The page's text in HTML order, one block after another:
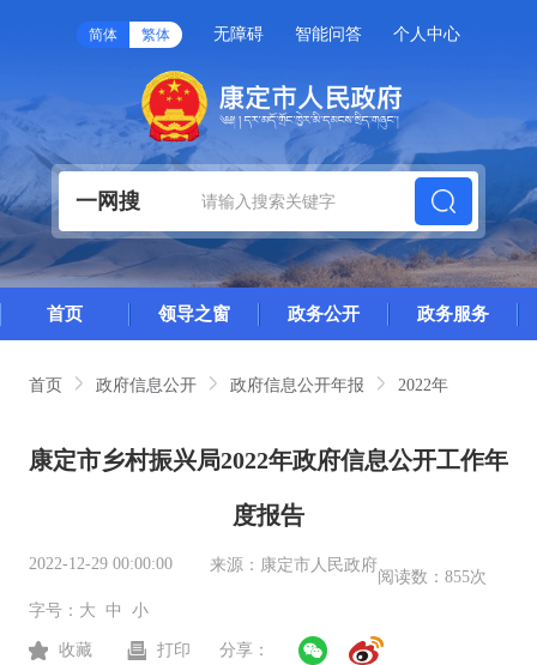
简体 繁体 无障碍 智能问答 个人中心
一网搜
首页 领导之窗 政务公开 政务服务
首页 政府信息公开 政府信息公开年报 2022年
康定市乡村振兴局2022年政府信息公开工作年
度报告
2022-12-29 00:00:00 来源： 康定市人民政府
阅读数： 855次
字号： 大 中 小
收藏 打印 分享：